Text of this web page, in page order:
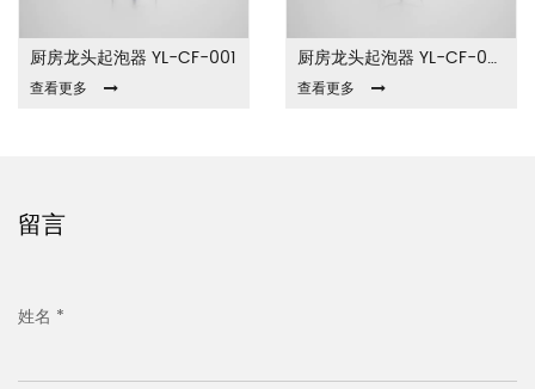
厨房龙头起泡器 YL-CF-001
查看更多
厨房龙头起泡器 YL-CF-002
查看更多
留言
姓名 *